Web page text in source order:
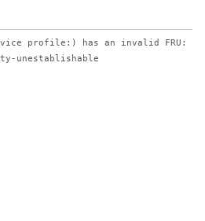
profile:) has an invalid FRU:
unestablishable